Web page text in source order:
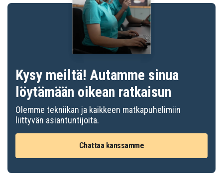
Kysy meiltä! Autamme sinua
löytämään oikean ratkaisun
Olemme tekniikan ja kaikkeen matkapuhelimiin
liittyvän asiantuntijoita.
Chattaa kanssamme